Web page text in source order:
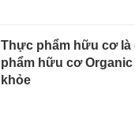
Thực phẩm hữu cơ là
phẩm hữu cơ Organic
khỏe